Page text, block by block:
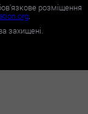
розміщення
.
захищені.